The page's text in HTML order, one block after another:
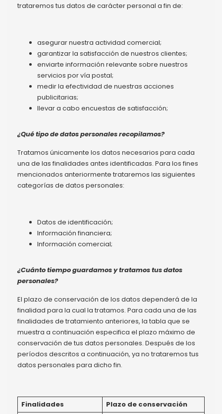
trataremos tus datos de carácter personal a fin de:
asegurar nuestra actividad comercial;
garantizar la satisfacción de nuestros clientes;
enviarte información relevante sobre nuestros
servicios por vía postal;
medir la efectividad de nuestras acciones
publicitarias;
llevar a cabo encuestas de satisfacción;
¿Qué tipo de datos personales recopilamos?
Tratamos únicamente los datos necesarios para cada
una de las finalidades antes identificadas. Para los fines
mencionados anteriormente trataremos las siguientes
categorías de datos personales:
Datos de identificación;
Información financiera;
Información comercial;
¿Cuánto tiempo guardamos y tratamos tus datos
personales?
El plazo de conservación de los datos dependerá de la
finalidad para la cual la tratamos. Para cada una de las
finalidades de tratamiento anteriores, la tabla que se
muestra a continuación especifica el plazo máximo de
conservación de tus datos personales. Después de los
períodos descritos a continuación, ya no trataremos tus
datos personales para dicho fin.
Finalidades
Plazo de conservación